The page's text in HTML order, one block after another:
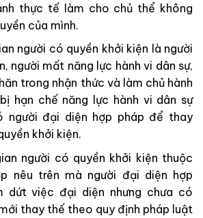
thực tế làm cho chủ thể không
của mình.
người có quyền khởi kiện là người
người mất năng lực hành vi dân sự,
trong nhận thức và làm chủ hành
hạn chế năng lực hành vi dân sự
người đại diện hợp pháp để thay
khởi kiện.
người có quyền khởi kiện thuộc
nêu trên mà người đại diện hợp
dứt việc đại diện nhưng chưa có
thay thế theo quy định pháp luật